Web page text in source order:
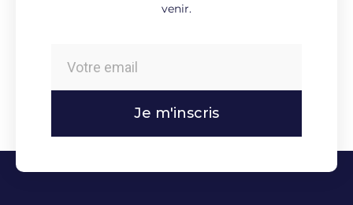
venir.
Je m'inscris